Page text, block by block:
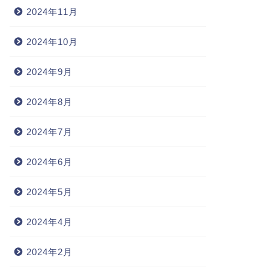
2024年11月
2024年10月
2024年9月
2024年8月
2024年7月
2024年6月
2024年5月
2024年4月
2024年2月